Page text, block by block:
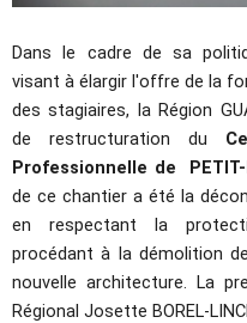
Dans le cadre de sa
visant à élargir l'offre de la
des stagiaires, la Région
de restructuration du
Professionnelle de PETIT-
de ce chantier a été la
en respectant la
procédant à la démolition
nouvelle architecture. La
Régional Josette BOREL-